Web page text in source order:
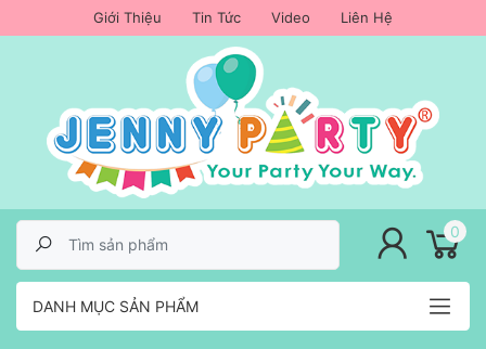
Giới Thiệu Tin Tức Video Liên Hệ
DANH MỤC SẢN PHẨM
0